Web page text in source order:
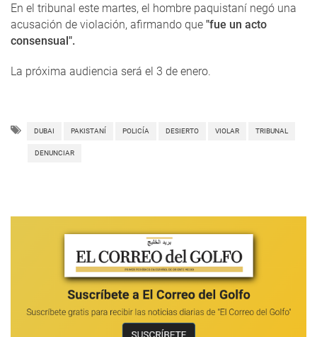
En el tribunal este martes, el hombre paquistaní negó una
acusación de violación, afirmando que "fue un acto
consensual".
La próxima audiencia será el 3 de enero.
DUBAI PAKISTANÍ POLICÍA DESIERTO VIOLAR TRIBUNAL
DENUNCIAR